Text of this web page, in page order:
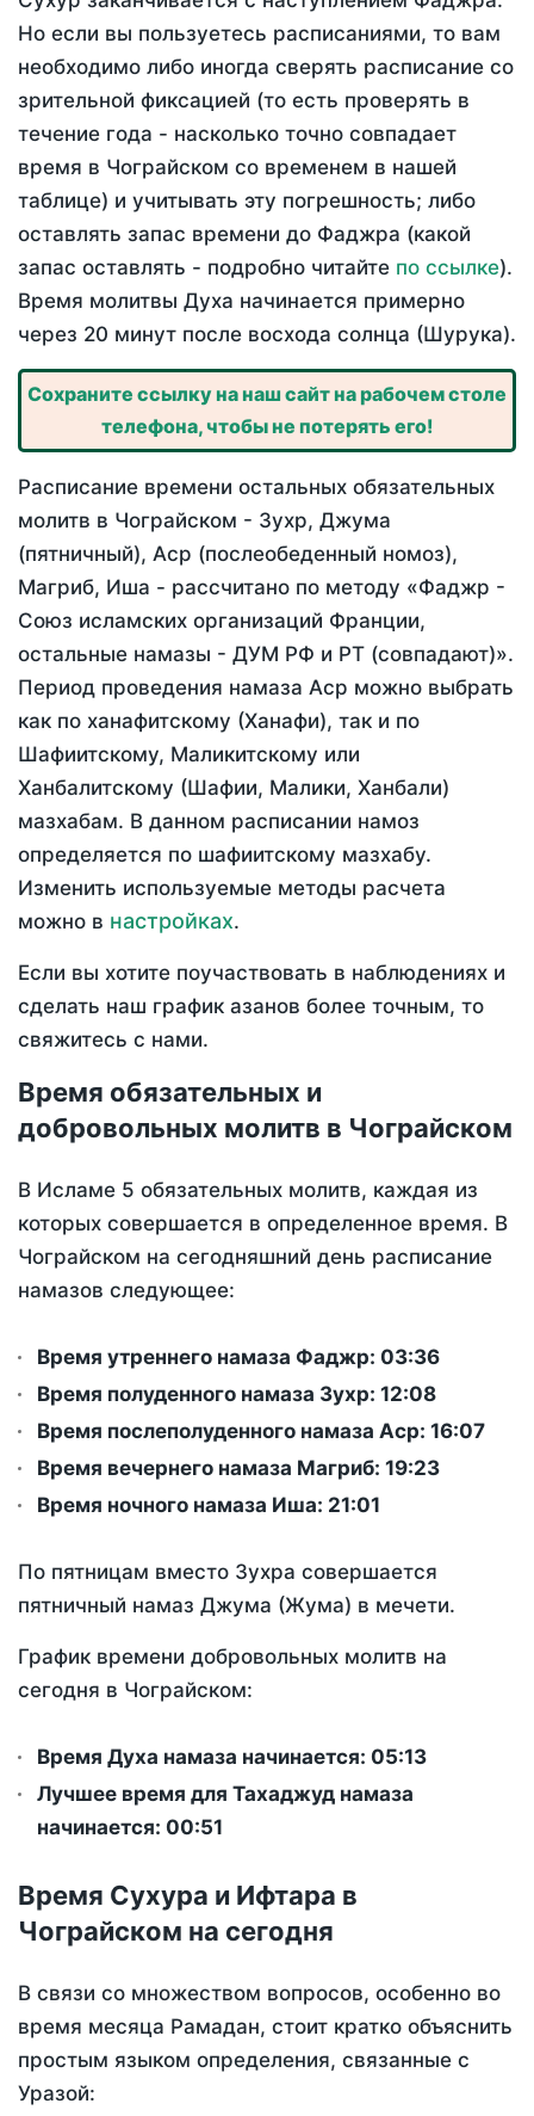
Но если вы пользуетесь расписаниями, то вам
необходимо либо иногда сверять расписание со
зрительной фиксацией (то есть проверять в
течение года - насколько точно совпадает
время в Чограйском со временем в нашей
таблице) и учитывать эту погрешность; либо
оставлять запас времени до Фаджра (какой
запас оставлять - подробно читайте по ссылке).
Время молитвы Духа начинается примерно
через 20 минут после восхода солнца (Шурука).
Сохраните ссылку на наш сайт на рабочем столе
телефона, чтобы не потерять его!
Расписание времени остальных обязательных
молитв в Чограйском - Зухр, Джума
(пятничный), Аср (послеобеденный номоз),
Магриб, Иша - рассчитано по методу «Фаджр -
Союз исламских организаций Франции,
остальные намазы - ДУМ РФ и РТ (совпадают)».
Период проведения намаза Аср можно выбрать
как по ханафитскому (Ханафи), так и по
Шафиитскому, Маликитскому или
Ханбалитскому (Шафии, Малики, Ханбали)
мазхабам. В данном расписании намоз
определяется по шафиитскому мазхабу.
Изменить используемые методы расчета
можно в настройках.
Если вы хотите поучаствовать в наблюдениях и
сделать наш график азанов более точным, то
свяжитесь с нами.
Время обязательных и
добровольных молитв в Чограйском
В Исламе 5 обязательных молитв, каждая из
которых совершается в определенное время. В
Чограйском на сегодняшний день расписание
намазов следующее:
Время утреннего намаза Фаджр: 03:36
Время полуденного намаза Зухр: 12:08
Время послеполуденного намаза Аср: 16:07
Время вечернего намаза Магриб: 19:23
Время ночного намаза Иша: 21:01
По пятницам вместо Зухра совершается
пятничный намаз Джума (Жума) в мечети.
График времени добровольных молитв на
сегодня в Чограйском:
Время Духа намаза начинается: 05:13
Лучшее время для Тахаджуд намаза
начинается: 00:51
Время Сухура и Ифтара в
Чограйском на сегодня
В связи со множеством вопросов, особенно во
время месяца Рамадан, стоит кратко объяснить
простым языком определения, связанные с
Уразой: